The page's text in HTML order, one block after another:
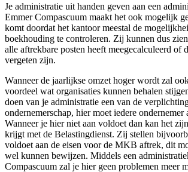
Je administratie uit handen geven aan een
Emmer Compascuum maakt het ook mogelijk
komt doordat het kantoor meestal de
boekhouding te controleren. Zij kunnen dus
alle aftrekbare posten heeft meegecalculeerd of
vergeten zijn.
Wanneer de jaarlijkse omzet hoger wordt zal
voordeel wat organisaties kunnen behalen
doen van je administratie een van de
ondernemerschap, hier moet iedere ondernemer
Wanneer je hier niet aan voldoet dan kan het
krijgt met de Belastingdienst. Zij stellen
voldoet aan de eisen voor de MKB aftrek, dit
wel kunnen bewijzen. Middels een
Compascuum zal je hier geen problemen meer